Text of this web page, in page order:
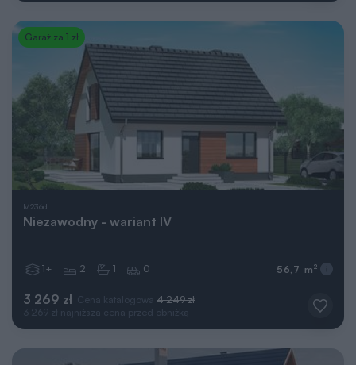
Garaż za 1 zł
M236d
Niezawodny - wariant IV
3 269 zł Cena katalogowa 4 249 zł
3 269 zł najniższa cena przed obniżką
1+ 2 1 0 56,7 m 2